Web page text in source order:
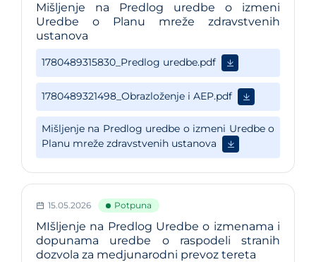
Mišljenje na Predlog uredbe o izmeni
Uredbe o Planu mreže zdravstvenih
ustanova
15.05.2026 Potpuna
MIšljenje na Predlog Uredbe o izmenama i
dopunama uredbe o raspodeli stranih
dozvola za medjunarodni prevoz tereta